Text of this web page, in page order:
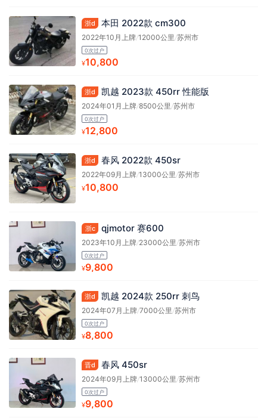
浙d 本田 2022款 cm300
2022年10月上牌/12000公里 /苏州市
0次过户
¥10,800
浙d 凯越 2023款 450rr 性能版
2024年01月上牌/8500公里 /苏州市
0次过户
¥12,800
浙d 春风 2022款 450sr
2022年09月上牌/13000公里 /苏州市
¥10,800
浙c qjmotor 赛600
2023年10月上牌/23000公里 /苏州市
0次过户
¥9,800
浙d 凯越 2024款 250rr 刺鸟
2024年07月上牌/7000公里/苏州市
0次过户
¥8,800
晋d 春风 450sr
2024年09月上牌/13000公里/苏州市
0次过户
¥9,800